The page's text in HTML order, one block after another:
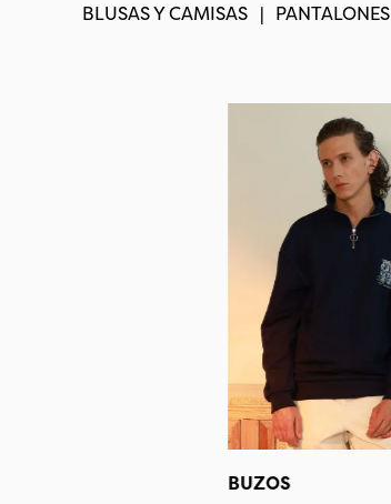
BLUSAS Y CAMISAS | PANTALONES
BUZOS